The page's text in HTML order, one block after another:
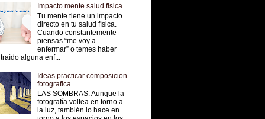
Impacto mente salud fisica
Tu mente tiene un impacto
directo en tu salud física.
Cuando constantemente
piensas “me voy a
enfermar” o temes haber
alguna enf...
Ideas practicar composicion
fotografica
LAS SOMBRAS: Aunque la
fotografía voltea en torno a
la luz, también lo hace en